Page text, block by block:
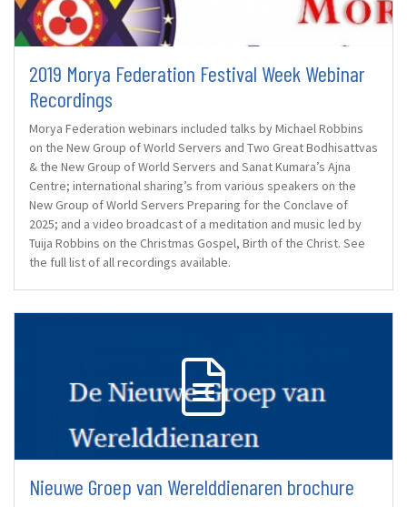
2019 Morya Federation Festival Week Webinar
Recordings
Morya Federation webinars included talks by Michael Robbins
on the New Group of World Servers and Two Great Bodhisattvas
& the New Group of World Servers and Sanat Kumara’s Ajna
Centre; international sharing’s from various speakers on the
New Group of World Servers Preparing for the Conclave of
2025; and a video broadcast of a meditation and music led by
Tuija Robbins on the Christmas Gospel, Birth of the Christ. See
the full list of all recordings available.
Nieuwe Groep van Werelddienaren brochure